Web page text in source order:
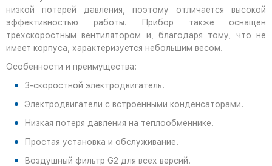
низкой потерей давления, поэтому отличается высокой
эффективностью работы. Прибор также оснащен
трехскоростным вентилятором и, благодаря тому, что не
имеет корпуса, характеризуется небольшим весом.
Особенности и преимущества:
3-скоростной электродвигатель.
Электродвигатели с встроенными конденсаторами.
Низкая потеря давления на теплообменнике.
Простая установка и обслуживание.
Воздушный фильтр G2 для всех версий.